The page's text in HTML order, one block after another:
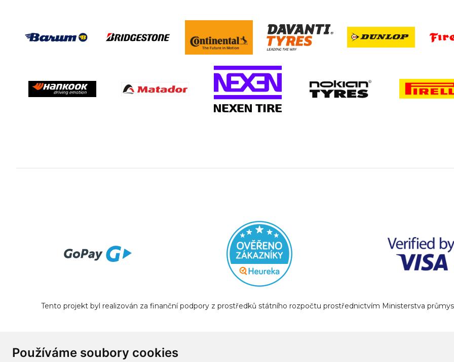
Používáme soubory cookies
Tento projekt byl realizován za finanční podpory z prostředků státního rozpočtu prostřednictvím Ministerstva